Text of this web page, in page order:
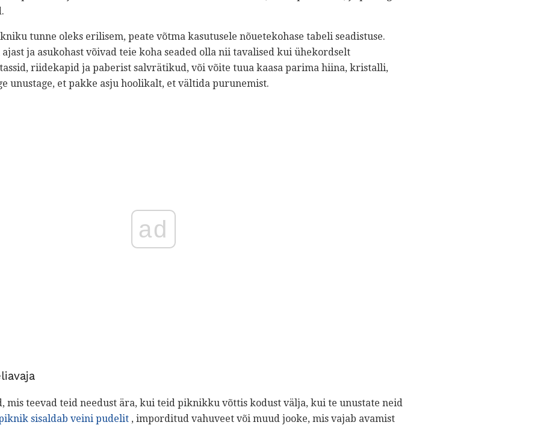
tunne oleks erilisem, peate võtma kasutusele nõuetekohase tabeli seadistuse.
ja asukohast võivad teie koha seaded olla nii tavalised kui ühekordselt
riidekapid ja paberist salvrätikud, või võite tuua kaasa parima hiina, kristalli,
unustage, et pakke asju hoolikalt, et vältida purunemist.
ad
mis teevad teid needust ära, kui teid piknikku võttis kodust välja, kui te unustate neid
sisaldab veini pudelit , imporditud vahuveet või muud jooke, mis vajab avamist